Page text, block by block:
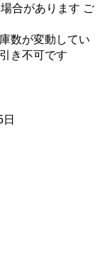
合があります ご
数が変動してい
き不可です